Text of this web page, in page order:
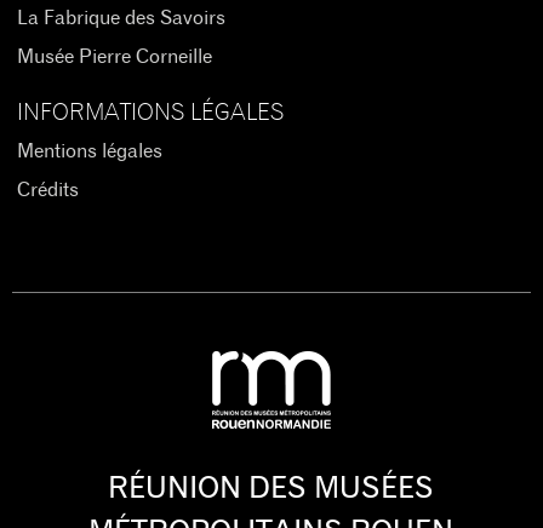
La Fabrique des Savoirs
Musée Pierre Corneille
INFORMATIONS LÉGALES
Mentions légales
Crédits
RÉUNION DES MUSÉES